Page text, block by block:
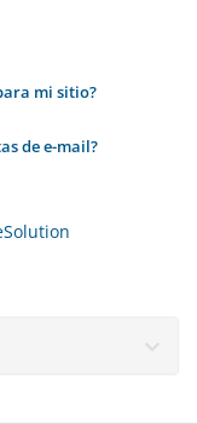
mi sitio?
de e-mail?